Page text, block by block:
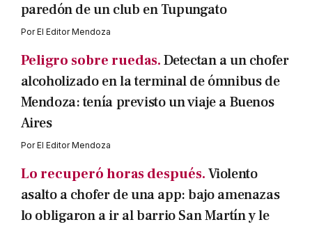
paredón de un club en Tupungato
PorEl Editor Mendoza
Peligro sobre ruedas.Detectan a un chofer
alcoholizado en la terminal de ómnibus de
Mendoza: tenía previsto un viaje a Buenos
Aires
PorEl Editor Mendoza
Lo recuperó horas después.Violento
asalto a chofer de una app: bajo amenazas
lo obligaron a ir al barrio San Martín y le